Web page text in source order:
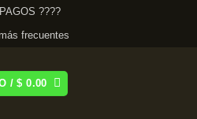
????
frecuentes
/$ 0.00